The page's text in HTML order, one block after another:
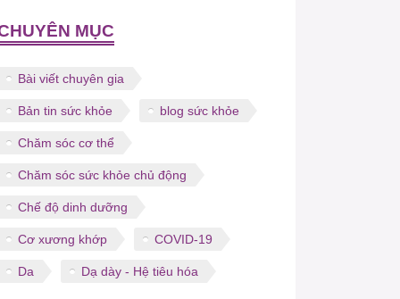
MỤC
Bài viết chuyên gia
Bản tin sức khỏe blog sức khỏe
Chăm sóc cơ thể
Chăm sóc sức khỏe chủ động
Chế độ dinh dưỡng
Cơ xương khớp COVID-19
Da Dạ dày - Hệ tiêu hóa